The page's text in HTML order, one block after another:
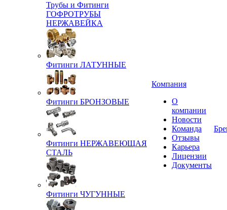
Трубы и Фитинги
ГОФРОТРУБЫ
НЕРЖАВЕЙКА
Фитинги ЛАТУННЫЕ
Фитинги БРОНЗОВЫЕ
Фитинги НЕРЖАВЕЮЩАЯ
СТАЛЬ
Фитинги ЧУГУННЫЕ
Компания
О
компании
Новости
Команда
Отзывы
Карьера
Лицензии
Документы